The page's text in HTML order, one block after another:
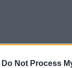
Do Not Process